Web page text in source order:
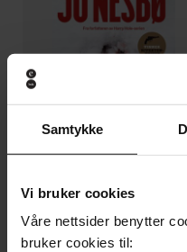
Samtykke
Vi bruker cookies
Våre nettsider benytter
bruker cookies til:
199,-
Minnesota